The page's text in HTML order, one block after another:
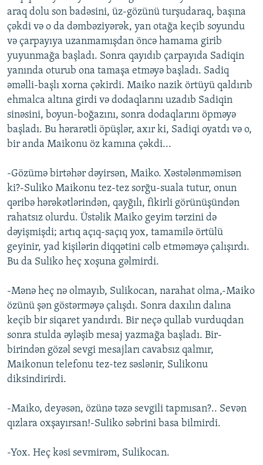
araq dolu son badəsini, üz-gözünü turşudaraq, başına
çəkdi və o da dəmbəziyərək, yan otağa keçib soyundu
və çarpayıya uzanmamışdan öncə hamama girib
yuyunmağa başladı. Sonra qayıdıb çarpayıda Sadiqin
yanında oturub ona tamaşa etməyə başladı. Sadiq
əməlli-başlı xorna çəkirdi. Maiko nazik örtüyü qaldırıb
ehmalca altına girdi və dodaqlarını uzadıb Sadiqin
sinəsini, boyun-boğazını, sonra dodaqlarını öpməyə
başladı. Bu hərarətli öpüşlər, axır ki, Sadiqi oyatdı və o,
bir anda Maikonu öz kamına çəkdi...
-Gözümə birtəhər dəyirsən, Maiko. Xəstələnməmisən
ki?-Suliko Maikonu tez-tez sorğu-suala tutur, onun
qəribə hərəkətlərindən, qayğılı, fikirli görünüşündən
rahatsız olurdu. Üstəlik Maiko geyim tərzini də
dəyişmişdi; artıq açıq-saçıq yox, tamamilə örtülü
geyinir, yad kişilərin diqqətini cəlb etməməyə çalışırdı.
Bu da Suliko heç xoşuna gəlmirdi.
-Mənə heç nə olmayıb, Sulikocan, narahat olma,-Maiko
özünü şən göstərməyə çalışdı. Sonra daxılın dalına
keçib bir siqaret yandırdı. Bir neçə qullab vurduqdan
sonra stulda əyləşib mesaj yazmağa başladı. Bir-
birindən gözəl sevgi mesajları cavabsız qalmır,
Maikonun telefonu tez-tez səslənir, Sulikonu
diksindirirdi.
-Maiko, deyəsən, özünə təzə sevgili tapmısan?.. Sevən
qızlara oxşayırsan!-Suliko səbrini basa bilmirdi.
-Yox. Heç kəsi sevmirəm, Sulikocan.